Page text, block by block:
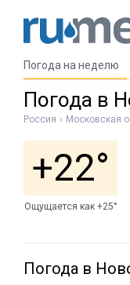
Погода на неделю
Погода в
Россия Московская
+22°
Ощущается как +25°
Погода в